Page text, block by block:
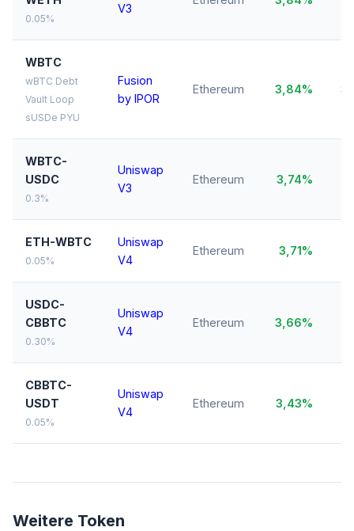
0.05%
V3
WBTC
wBTC Debt
Vault Loop
sUSDe PYU
Fusion
by IPOR
Ethereum 3,84%
WBTC-
USDC
0.3%
Uniswap
V3
Ethereum 3,74%
ETH-WBTC
0.05%
Uniswap
V4
Ethereum 3,71%
USDC-
CBBTC
0.30%
Uniswap
V4
Ethereum 3,66%
CBBTC-
USDT
0.05%
Uniswap
V4
Ethereum 3,43%
Weitere Token